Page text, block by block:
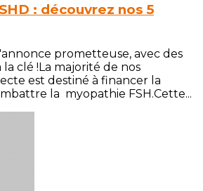
: découvrez nos 5
prometteuse, avec des
clé !La majorité de nos
est destiné à financer la
la myopathie FSH.Cette...